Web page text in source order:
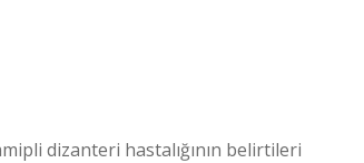
dizanteri hastalığının belirtileri